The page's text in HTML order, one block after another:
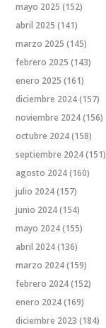
mayo 2025 (152)
abril 2025 (141)
marzo 2025 (145)
febrero 2025 (143)
enero 2025 (161)
diciembre 2024(157)
noviembre 2024(156)
octubre 2024(158)
septiembre 2024(151)
agosto 2024(160)
julio 2024(157)
junio 2024(154)
mayo 2024(155)
abril 2024(136)
marzo 2024(159)
febrero 2024(152)
enero 2024(169)
diciembre 2023 (184)